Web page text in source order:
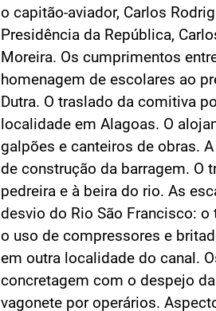
o capitão-aviador, Carlos
Presidência da República,
Moreira. Os cumprimentos
homenagem de escolares ao
Dutra. O traslado da comitiva
localidade em Alagoas. O
galpões e canteiros de obras.
de construção da barragem. O
pedreira e à beira do rio. As
desvio do Rio São Francisco: o
o uso de compressores e
em outra localidade do canal.
concretagem com o despejo
vagonete por operários.